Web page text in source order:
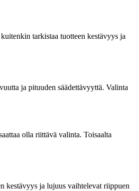
tarkistaa tuotteen kestävyys ja
ja pituuden säädettävyyttä. Valinta
olla riittävä valinta. Toisaalta
kestävyys ja lujuus vaihtelevat riippuen